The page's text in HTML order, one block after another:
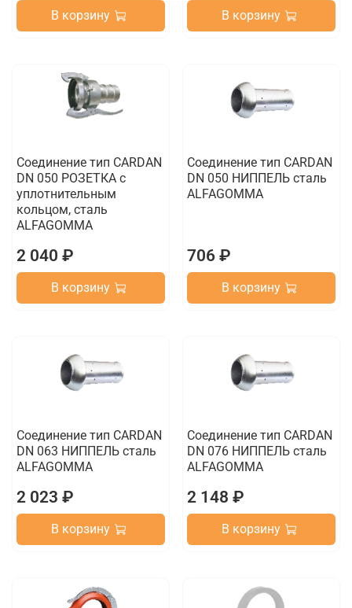
В корзину В корзину
Соединение тип CARDAN
DN 050 РОЗЕТКА с
уплотнительным
кольцом, сталь
ALFAGOMMA
2 040 ₽
В корзину
Соединение тип CARDAN
DN 050 НИППЕЛЬ сталь
ALFAGOMMA
706 ₽
В корзину
Соединение тип CARDAN
DN 063 НИППЕЛЬ сталь
ALFAGOMMA
2 023 ₽
В корзину
Соединение тип CARDAN
DN 076 НИППЕЛЬ сталь
ALFAGOMMA
2 148 ₽
В корзину